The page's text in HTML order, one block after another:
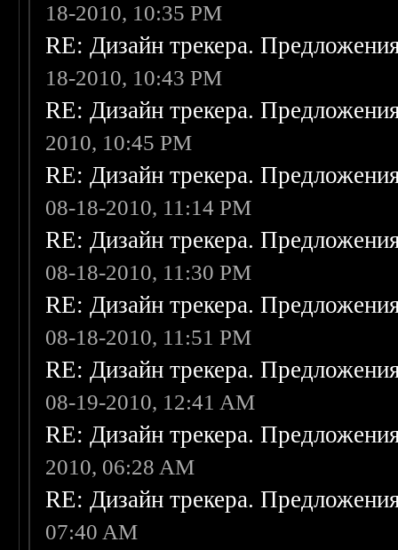
18-2010, 10:35 PM
RE: Дизайн трекера.
18-2010, 10:43 PM
RE: Дизайн трекера.
2010, 10:45 PM
RE: Дизайн трекера.
08-18-2010, 11:14 PM
RE: Дизайн трекера.
08-18-2010, 11:30 PM
RE: Дизайн трекера.
08-18-2010, 11:51 PM
RE: Дизайн трекера.
08-19-2010, 12:41 AM
RE: Дизайн трекера.
2010, 06:28 AM
RE: Дизайн трекера.
07:40 AM